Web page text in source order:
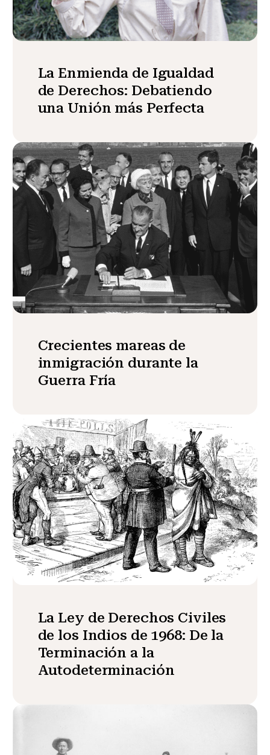
La Enmienda de Igualdad
de Derechos: Debatiendo
una Unión más Perfecta
Crecientes mareas de
inmigración durante la
Guerra Fría
La Ley de Derechos Civiles
de los Indios de 1968: De la
Terminación a la
Autodeterminación